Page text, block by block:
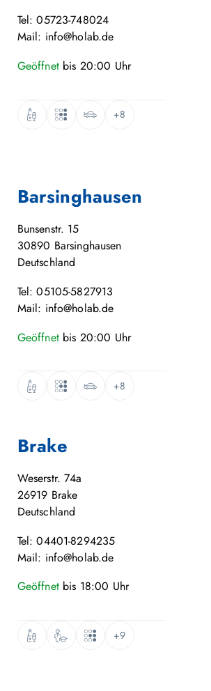
Tel: 05723-748024
Mail: info@holab.de
Geöffnet bis 20:00 Uhr
+8
Barsinghausen
Bunsenstr. 15
30890 Barsinghausen
Deutschland
Tel: 05105-5827913
Mail: info@holab.de
Geöffnet bis 20:00 Uhr
+8
Brake
Weserstr. 74a
26919 Brake
Deutschland
Tel: 04401-8294235
Mail: info@holab.de
Geöffnet bis 18:00 Uhr
+9